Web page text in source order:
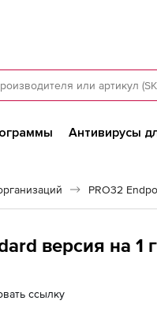
Антивирусы
PRO32
ссылку